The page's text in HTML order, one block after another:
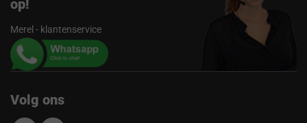
op!
Merel - klantenservice
Volg ons